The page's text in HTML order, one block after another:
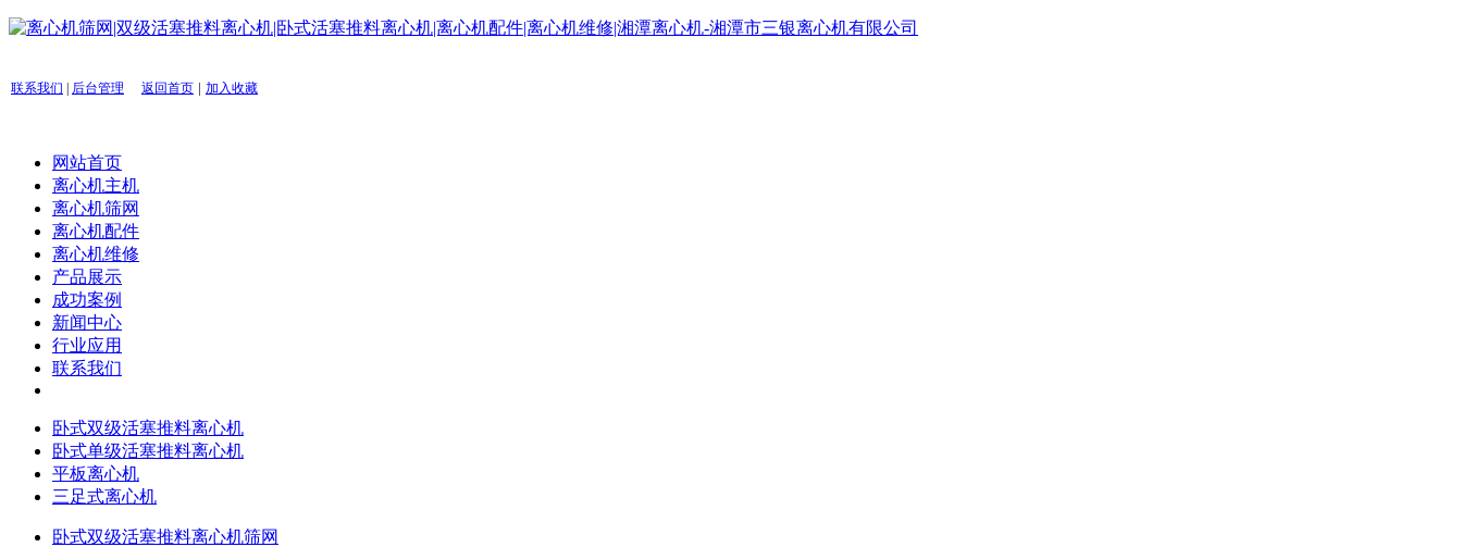
联系我们 后台管理 返回首页 | 加入收藏
网站首页
离心机主机
离心机筛网
离心机配件
离心机维修
产品展示
成功案例
新闻中心
行业应用
联系我们
卧式双级活塞推料离心机
卧式单级活塞推料离心机
平板离心机
三足式离心机
卧式双级活塞推料离心机筛网